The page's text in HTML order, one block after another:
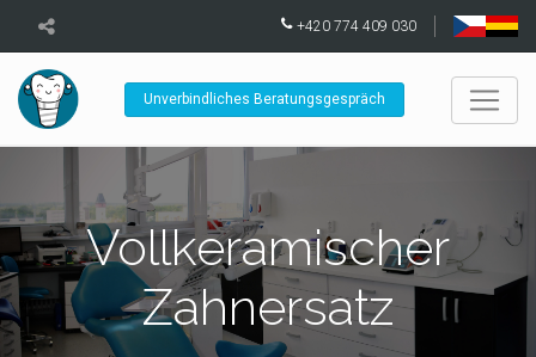
+420 774 409 030
Unverbindliches Beratungsgespräch
Vollkeramischer
Zahnersatz